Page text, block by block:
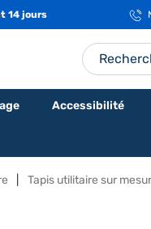
14 jours
Accessibilité
Tapis utilitaire sur